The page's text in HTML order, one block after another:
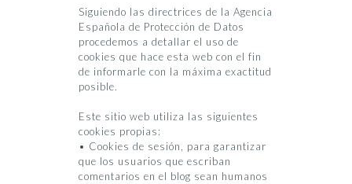
Siguiendo las directrices de la Agencia
Española de Protección de Datos
procedemos a detallar el uso de
cookies que hace esta web con el fin
de informarle con la máxima exactitud
posible.
Este sitio web utiliza las siguientes
cookies propias:
• Cookies de sesión, para garantizar
que los usuarios que escriban
comentarios en el blog sean humanos